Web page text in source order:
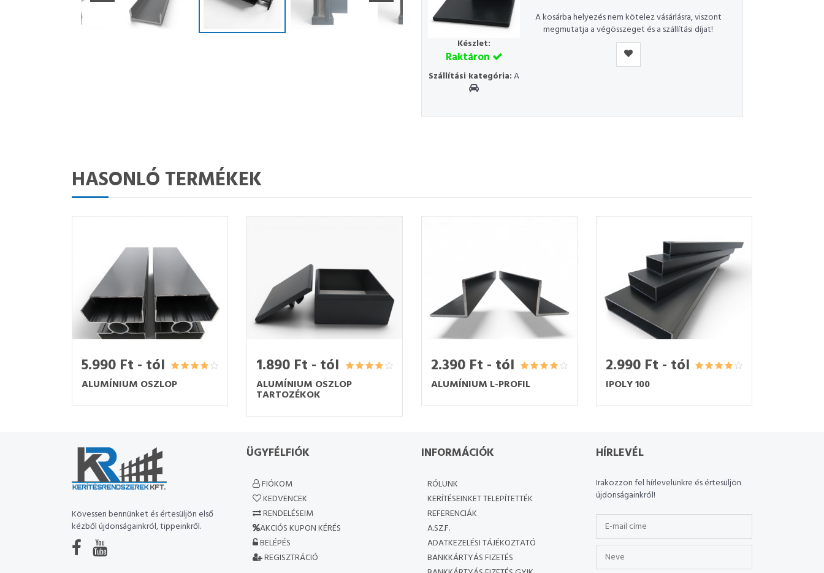
Készlet:
Raktáron
Szállítási kategória:A
A kosárba helyezés nem kötelez vásárlásra, viszont
megmutatja a végösszeget és a szállítási díjat!
HASONLÓ TERMÉKEK
5.990 Ft - tól
ALUMÍNIUM OSZLOP
1.890 Ft - tól
ALUMÍNIUM OSZLOP
TARTOZÉKOK
2.390 Ft - tól
ALUMÍNIUM L-PROFIL
2.990 Ft - tól
IPOLY 100
Kövessen bennünket és értesüljön első
kézből újdonságainkról, tippeinkről.
ÜGYFÉLFIÓK
FIÓKOM
KEDVENCEK
RENDELÉSEIM
AKCIÓS KUPON KÉRÉS
BELÉPÉS
REGISZTRÁCIÓ
INFORMÁCIÓK
RÓLUNK
KERÍTÉSEINKET TELEPÍTETTÉK
REFERENCIÁK
A.SZ.F.
ADATKEZELÉSI TÁJÉKOZTATÓ
BANKKÁRTYÁS FIZETÉS
HÍRLEVÉL
Irakozzon fel hírlevelünkre és értesüljön
újdonságainkról!